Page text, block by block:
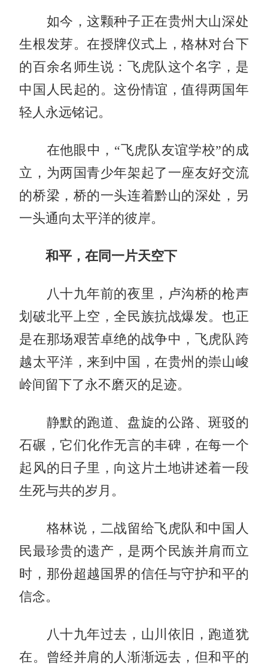
如今，这颗种子正在贵州大山深处
生根发芽。在授牌仪式上，格林对台下
的百余名师生说：飞虎队这个名字，是
中国人民起的。这份情谊，值得两国年
轻人永远铭记。
在他眼中，“飞虎队友谊学校”的成
立，为两国青少年架起了一座友好交流
的桥梁，桥的一头连着黔山的深处，另
一头通向太平洋的彼岸。
和平，在同一片天空下
八十九年前的夜里，卢沟桥的枪声
划破北平上空，全民族抗战爆发。也正
是在那场艰苦卓绝的战争中，飞虎队跨
越太平洋，来到中国，在贵州的崇山峻
岭间留下了永不磨灭的足迹。
静默的跑道、盘旋的公路、斑驳的
石碾，它们化作无言的丰碑，在每一个
起风的日子里，向这片土地讲述着一段
生死与共的岁月。
格林说，二战留给飞虎队和中国人
民最珍贵的遗产，是两个民族并肩而立
时，那份超越国界的信任与守护和平的
信念。
八十九年过去，山川依旧，跑道犹
在。曾经并肩的人渐渐远去，但和平的